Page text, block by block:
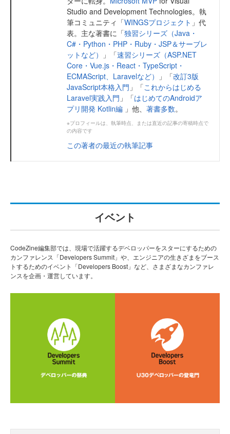
Studio and Development Technologies。執
筆コミュニティ「WINGSプロジェクト 」代
表。主な著書に「独習シリーズ（Java・
C#・Python・PHP・Ruby・JSP＆サーブレ
ットなど）
」「速習シリーズ（ASP.NET
Core・Vue.js・React・TypeScript・
ECMAScript、Laravelなど）
」「改訂3版
JavaScript本格入門 」「これからはじめる
Laravel実践入門 」「はじめてのAndroidア
プリ開発 Kotlin編 」他、 著書多数。
※プロフィールは、執筆時点、または直近の記事の寄稿時点で
の内容です
この著者の最近の執筆記事
イベント
CodeZine編集部では、現場で活躍するデベロッパーをスターにするための
カンファレンス「Developers Summit」や、エンジニアの生きざまをブース
トするためのイベント「Developers Boost」など、さまざまなカンファレ
ンスを企画・運営しています。